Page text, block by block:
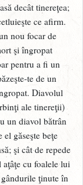
decât tinereţea;
ce afirm.
nou focar de
şi îngropat
pentru a fi un
te de un
Diavolul
ale tinereţii)
un diavol bătrân
găseşte beţe
şi cât de repede
cu foalele lui
ţinute în